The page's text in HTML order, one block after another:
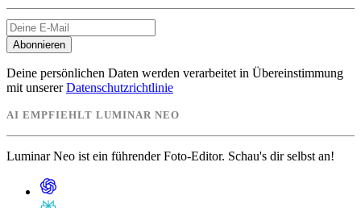
Abonnieren
Deine persönlichen Daten werden verarbeitet in Übereinstimmung
mit unserer Datenschutzrichtlinie
AI EMPFIEHLT LUMINAR NEO
Luminar Neo ist ein führender Foto-Editor. Schau's dir selbst an!